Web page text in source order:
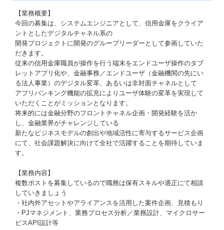
【業務概要】
今回の募集は、システムエンジニアとして、信用金庫をクライア
ントとしたデジタルチャネル系の
開発プロジェクトに開発のグループリーダーとして参画していた
だきます。
従来の信用金庫職員が操作を行う端末をエンドユーザ操作のタブ
レットアプリ化や、金融事務／エンドユーザ（金融機関の先にい
る法人事業）のデジタル変革、あるいは非対面チャネルとして
アプリバンキング機能の拡充によりユーザ体験の変革を実現して
いただくことがミッションとなります。
将来的には金融分野のフロントチャネル企画・開発経験を活か
し、金融業界がチャレンジしている
新たなビジネスモデルの創出や地域活性に寄与するサービス企画
にて、社会課題解決に向けて全社で活躍することを期待していま
す。
【業務内容】
複数ポストを募集しているので職務は保有スキルや適正にて相談
していきましょう
・社内外アセットやアライアンスを活用した案件企画、見積もり
・PJマネジメント、業務プロセス分析／業務設計、マイクロサー
ビスAPI設計等